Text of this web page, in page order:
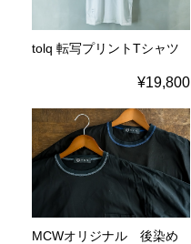
tolq 転写プリントTシャツ
¥19,800
MCWオリジナル 後染め